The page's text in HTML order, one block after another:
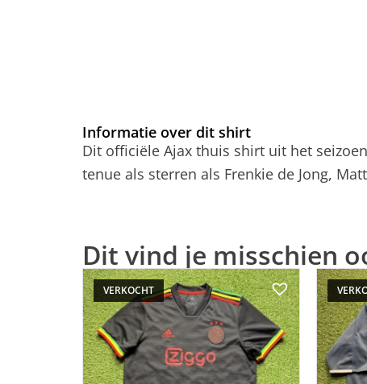
Informatie over dit shirt
Dit officiële Ajax thuis shirt uit het
tenue als sterren als Frenkie de Jong,
Dit vind je misschien
VERKOCHT